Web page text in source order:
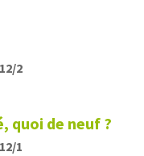
2
quoi de neuf ?
1